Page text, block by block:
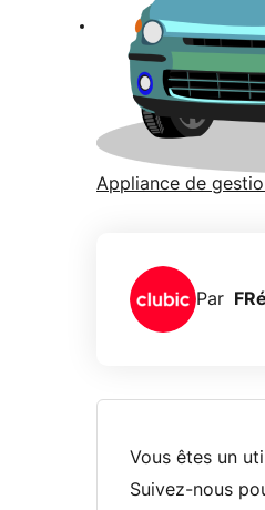
Appliance de
Par
Vous êtes un
Suivez-nous